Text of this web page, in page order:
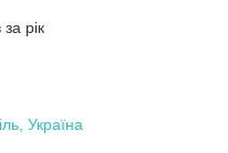
рік
Україна